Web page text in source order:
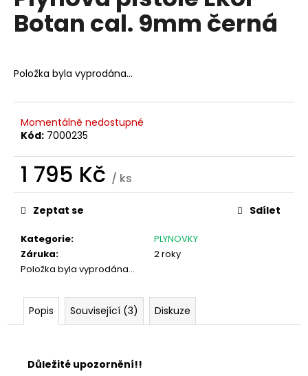
0,0
Botan cal. 9mm černá
Položka byla vyprodána…
Momentálně nedostupné
Kód: 7000235
1 795 Kč / ks
Měrná
cena:
Kategorie:
PLYNOVKY
Záruka:
2 roky
Položka byla vyprodána…
Zeptat se Sdílet
Popis Související (3) Diskuze
Důležité upozornění!!
a
j
t
HLEDAT
D
o
p
o
u